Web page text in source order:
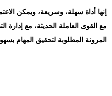
إنها أداة سهلة، وسريعة، ويمكن
مع القوى العاملة الحديثة، مع إدارة
المرونة المطلوبة لتحقيق المهام